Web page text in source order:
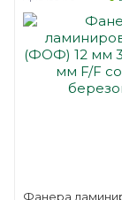
Фанера